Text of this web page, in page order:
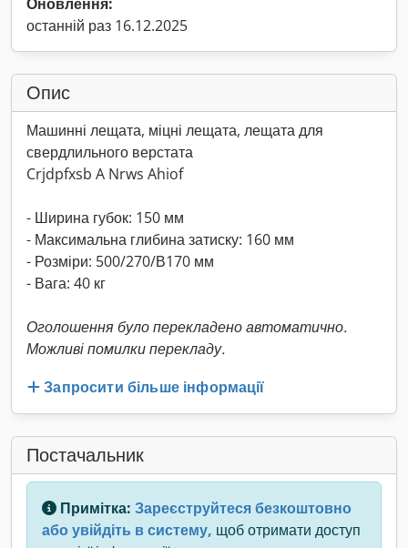
останній раз 16.12.2025
Опис
Машинні лещата, міцні лещата, лещата для
свердлильного верстата
Crjdpfxsb A Nrws Ahiof
- Ширина губок: 150 мм
- Максимальна глибина затиску: 160 мм
- Розміри: 500/270/В170 мм
- Вага: 40 кг
Оголошення було перекладено автоматично.
Можливі помилки перекладу.
Запросити більше інформації
Постачальник
Примітка: Зареєструйтеся безкоштовно
або увійдіть в систему, щоб отримати доступ